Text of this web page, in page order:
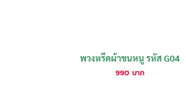
พวงหรีดผ้าขนหนู รหัส G04
990 บาท